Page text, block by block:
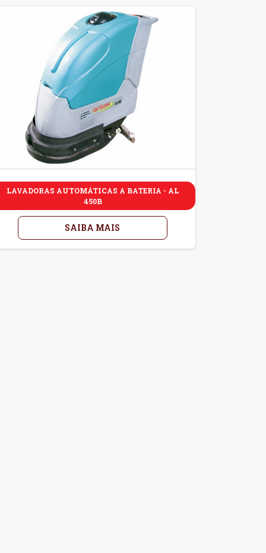
LAVADORAS AUTOMÁTICAS A BATERIA - AL
450B
SAIBA MAIS